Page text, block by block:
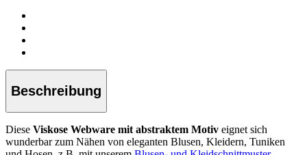
Beschreibung
Diese Viskose Webware mit abstraktem Motiv eignet sich
wunderbar zum Nähen von eleganten Blusen, Kleidern, Tuniken